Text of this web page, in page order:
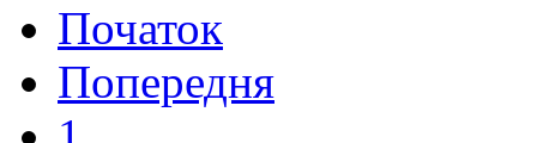
Початок
Попередня